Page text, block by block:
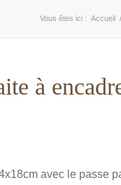
Vous êtes ici : Accueil /
à
avec le passe